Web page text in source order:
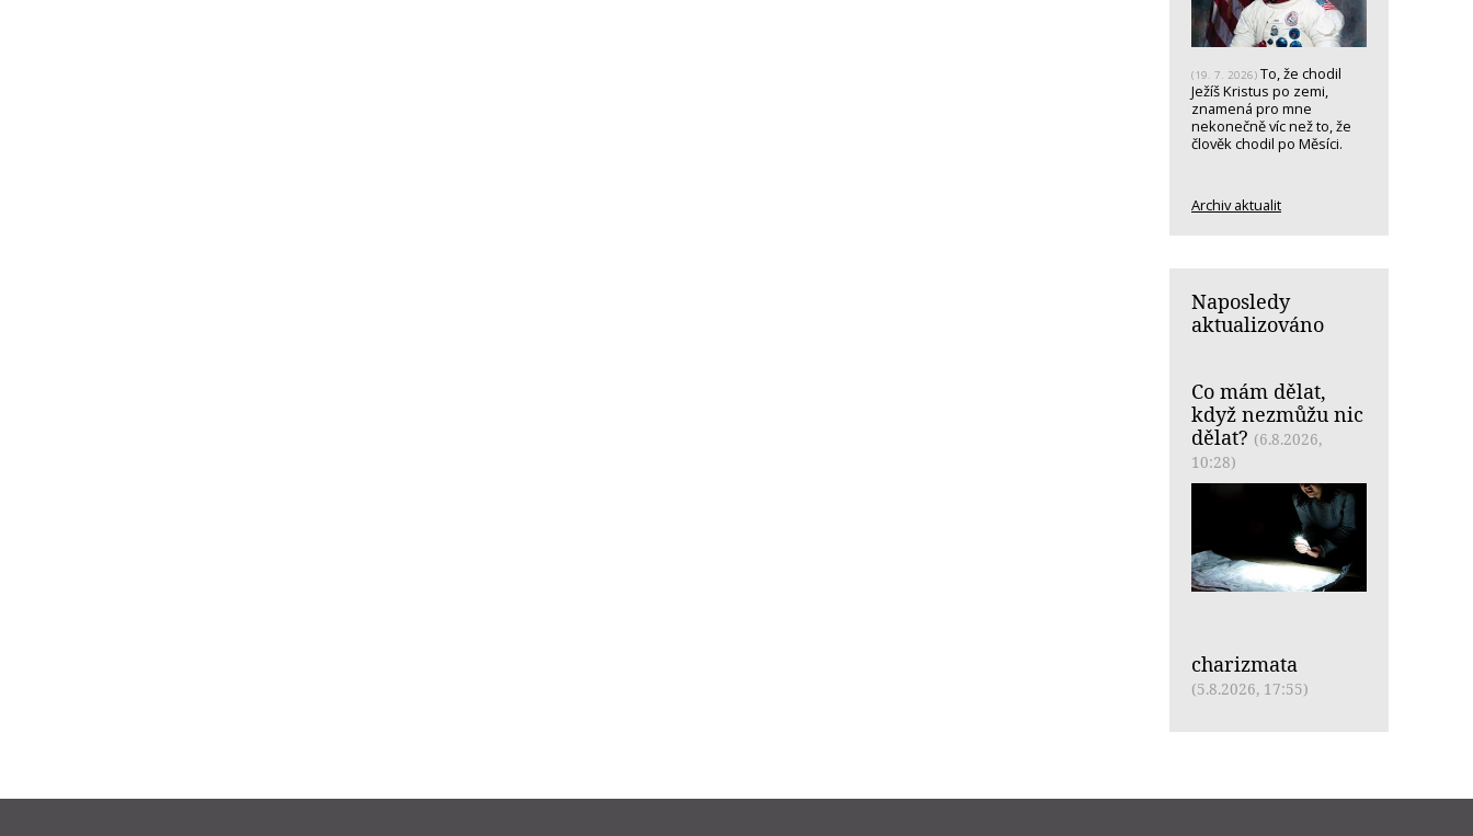
(19. 7. 2026) To, že chodil
Ježíš Kristus po zemi,
znamená pro mne
nekonečně víc než to, že
člověk chodil po Měsíci.
Archiv aktualit
Naposledy
aktualizováno
Co mám dělat,
když nezmůžu nic
dělat? (6.8.2026,
10:28)
charizmata
(5.8.2026, 17:55)